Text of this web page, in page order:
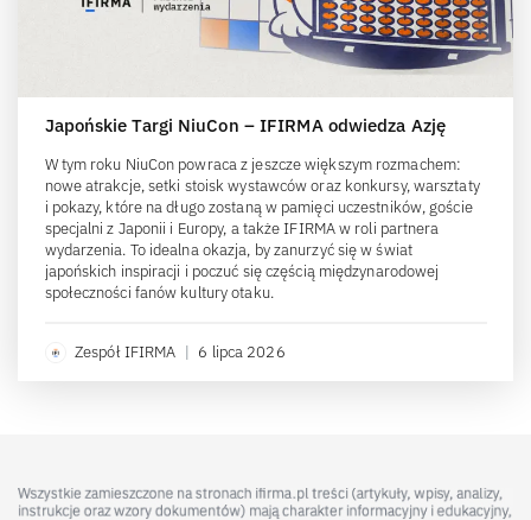
Japońskie Targi NiuCon – IFIRMA odwiedza Azję
W tym roku NiuCon powraca z jeszcze większym rozmachem:
nowe atrakcje, setki stoisk wystawców oraz konkursy, warsztaty
i pokazy, które na długo zostaną w pamięci uczestników, goście
specjalni z Japonii i Europy, a także IFIRMA w roli partnera
wydarzenia. To idealna okazja, by zanurzyć się w świat
japońskich inspiracji i poczuć się częścią międzynarodowej
społeczności fanów kultury otaku.
Zespół IFIRMA | 6 lipca 2026